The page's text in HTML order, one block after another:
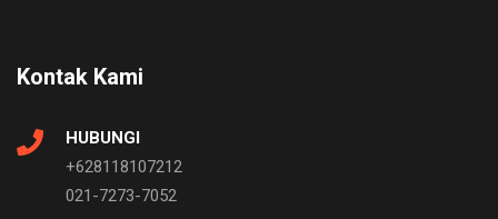
Kontak Kami
HUBUNGI
+628118107212
021-7273-7052